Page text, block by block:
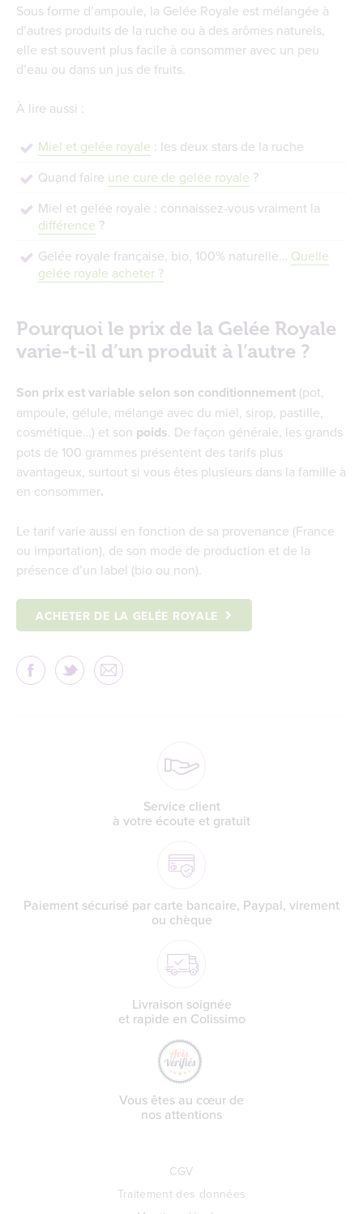
Sous forme d’ampoule, la Gelée Royale est mélangée à
d’autres produits de la ruche ou à des arômes naturels,
elle est souvent plus facile à consommer avec un peu
d’eau ou dans un jus de fruits.
À lire aussi :
Miel et gelée royale : les deux stars de la ruche
Quand faire une cure de gelée royale ?
Miel et gelée royale : connaissez-vous vraiment la
différence ?
Gelée royale française, bio, 100% naturelle… Quelle
gelée royale acheter ?
Pourquoi le prix de la Gelée Royale
varie-t-il d’un produit à l’autre ?
Son prix est variable selon son conditionnement (pot,
ampoule, gélule, mélange avec du miel, sirop, pastille,
cosmétique…) et son poids. De façon générale, les grands
pots de 100 grammes présentent des tarifs plus
avantageux, surtout si vous êtes plusieurs dans la famille à
en consommer.
Le tarif varie aussi en fonction de sa provenance (France
ou importation), de son mode de production et de la
présence d’un label (bio ou non).
ACHETER DE LA GELÉE ROYALE
Service client
à votre écoute et gratuit
Paiement sécurisé par carte bancaire, Paypal, virement
ou chèque
Livraison soignée
et rapide en Colissimo
Vous êtes au cœur de
nos attentions
CGV
Traitement des données